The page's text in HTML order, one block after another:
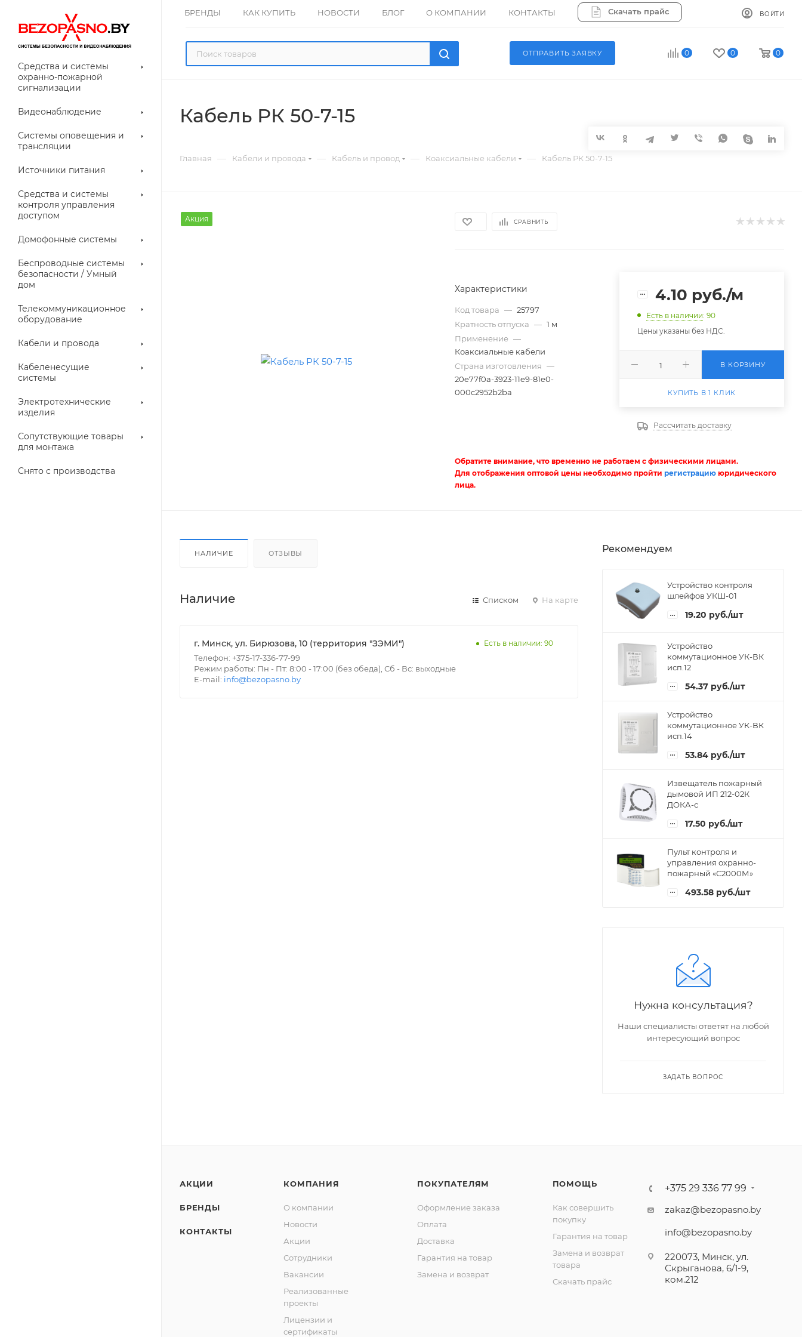
БРЕНДЫ КАК КУПИТЬ НОВОСТИ БЛОГ О КОМПАНИИ КОНТАКТЫ Скачать прайс ВОЙТИ
0 0 0
ОТПРАВИТЬ ЗАЯВКУ
Средства и системы
охранно-пожарной
сигнализации
Видеонаблюдение
для
Системы оповещения и
трансляции
указатели (табло)
Источники питания
Средства и системы
контроля управления
доступом
Домофонные системы
Беспроводные системы
безопасности / Умный
дом
Телекоммуникационное
оборудование
Кабели и провода
Кабеленесущие
системы
Электротехнические
изделия
Сопутствующие товары
для монтажа
Снято с производства
Кабель РК 50-7-15
Главная — Кабели и провода — Кабель и провод — Коаксиальные кабели — Кабель РК 50-7-15
Акция СРАВНИТЬ
Характеристики
Код товара — 25797
Кратность отпуска — 1 м
Применение —
Коаксиальные кабели
Страна изготовления —
20e77f0a-3923-11e9-81e0-
000c2952b2ba
4.10 руб./м
Есть в наличии: 90
Цены указаны без НДС.
В КОРЗИНУ
КУПИТЬ В 1 КЛИК
Рассчитать доставку
Обратите внимание, что временно не работаем с физическими лицами.
Для отображения оптовой цены необходимо пройтирегистрацию юридического
лица.
НАЛИЧИЕ ОТЗЫВЫ
Наличие Списком На карте
г. Минск, ул. Бирюзова, 10 (территория "ЗЭМИ")
Телефон: +375-17-336-77-99
Режим работы: Пн - Пт: 8:00 - 17:00 (без обеда), Сб - Вс: выходные
E-mail: info@bezopasno.by
Есть в наличии: 90
Рекомендуем
Устройство контроля
шлейфов УКШ-01
19.20 руб./шт
Устройство
коммутационное УК-ВК
исп.12
54.37 руб./шт
Устройство
коммутационное УК-ВК
исп.14
53.84 руб./шт
Извещатель пожарный
дымовой ИП 212-02К
ДОКА-с
17.50 руб./шт
Пульт контроля и
управления охранно-
пожарный «С2000М»
493.58 руб./шт
Нужна консультация?
Наши специалисты ответят на любой
интересующий вопрос
ЗАДАТЬ ВОПРОС
АКЦИИ
БРЕНДЫ
КОНТАКТЫ
КОМПАНИЯ
О компании
Новости
Акции
Сотрудники
Вакансии
Реализованные
проекты
Лицензии и
сертификаты
ПОКУПАТЕЛЯМ
Оформление заказа
Оплата
Доставка
Гарантия на товар
Замена и возврат
ПОМОЩЬ
Как совершить
покупку
Гарантия на товар
Замена и возврат
товара
Скачать прайс
+375 29 336 77 99
zakaz@bezopasno.by
info@bezopasno.by
220073, Минск, ул.
Скрыганова, 6/1-9,
ком.212